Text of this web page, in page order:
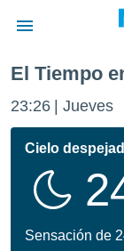
de
por
se
calidad.
a este
las
El Tiempo
23:26 Jueves
Cielo
Sensación de